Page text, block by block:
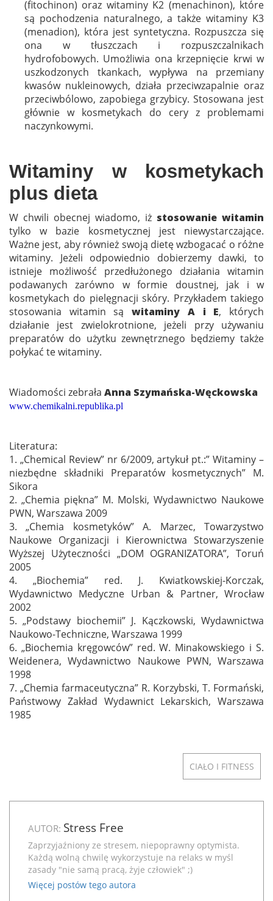
(fitochinon) oraz witaminy K2 (menachinon), które
są pochodzenia naturalnego, a także witaminy K3
(menadion), która jest syntetyczna. Rozpuszcza się
ona w tłuszczach i rozpuszczalnikach
hydrofobowych. Umożliwia ona krzepnięcie krwi w
uszkodzonych tkankach, wypływa na przemiany
kwasów nukleinowych, działa przeciwzapalnie oraz
przeciwbólowo, zapobiega grzybicy. Stosowana jest
głównie w kosmetykach do cery z problemami
naczynkowymi.
Witaminy w kosmetykach
plus dieta
W chwili obecnej wiadomo, iż stosowanie witamin
tylko w bazie kosmetycznej jest niewystarczające.
Ważne jest, aby również swoją dietę wzbogacać o różne
witaminy. Jeżeli odpowiednio dobierzemy dawki, to
istnieje możliwość przedłużonego działania witamin
podawanych zarówno w formie doustnej, jak i w
kosmetykach do pielęgnacji skóry. Przykładem takiego
stosowania witamin sąwitaminy A i E, których
działanie jest zwielokrotnione, jeżeli przy używaniu
preparatów do użytku zewnętrznego będziemy także
połykać te witaminy.
Wiadomości zebrała Anna Szymańska-Węckowska
www.chemikalni.republika.pl
Literatura:
1. „Chemical Review” nr 6/2009, artykuł pt.:” Witaminy –
niezbędne składniki Preparatów kosmetycznych” M.
Sikora
2. „Chemia piękna” M. Molski, Wydawnictwo Naukowe
PWN, Warszawa 2009
3. „Chemia kosmetyków” A. Marzec, Towarzystwo
Naukowe Organizacji i Kierownictwa Stowarzyszenie
Wyższej Użyteczności „DOM OGRANIZATORA”, Toruń
2005
4. „Biochemia” red. J. Kwiatkowskiej-Korczak,
Wydawnictwo Medyczne Urban & Partner, Wrocław
2002
5. „Podstawy biochemii” J. Kączkowski, Wydawnictwa
Naukowo-Techniczne, Warszawa 1999
6. „Biochemia kręgowców” red. W. Minakowskiego i S.
Weidenera, Wydawnictwo Naukowe PWN, Warszawa
1998
7. „Chemia farmaceutyczna” R. Korzybski, T. Formański,
Państwowy Zakład Wydawnict Lekarskich, Warszawa
1985
CIAŁO I FITNESS
AUTOR: Stress Free
Zaprzyjaźniony ze stresem, niepoprawny optymista.
Każdą wolną chwilę wykorzystuje na relaks w myśl
zasady "nie samą pracą, żyje człowiek" ;)
Więcej postów tego autora